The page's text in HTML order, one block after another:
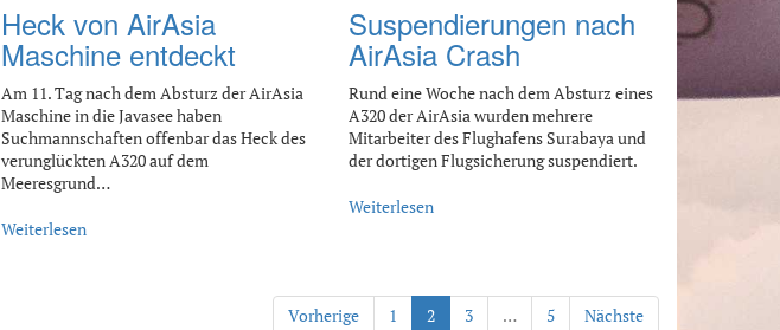
Heck von AirAsia
Maschine entdeckt
Am 11. Tag nach dem Absturz der AirAsia
Maschine in die Javasee haben
Suchmannschaften offenbar das Heck des
verunglückten A320 auf dem
Meeresgrund…
Weiterlesen
Suspendierungen nach
AirAsia Crash
Rund eine Woche nach dem Absturz eines
A320 der AirAsia wurden mehrere
Mitarbeiter des Flughafens Surabaya und
der dortigen Flugsicherung suspendiert.
Weiterlesen
Vorherige 1 2 3 … 5 Nächste